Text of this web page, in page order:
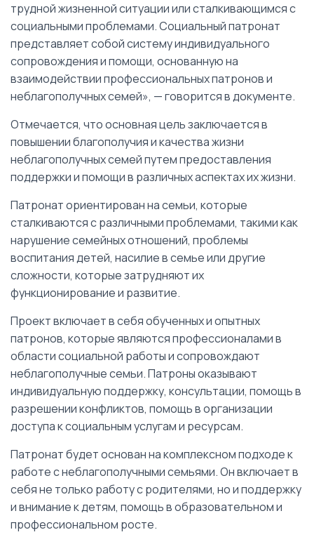
трудной жизненной ситуации или сталкивающимся с
социальными проблемами. Социальный патронат
представляет собой систему индивидуального
сопровождения и помощи, основанную на
взаимодействии профессиональных патронов и
неблагополучных семей», — говорится в документе.
Отмечается, что основная цель заключается в
повышении благополучия и качества жизни
неблагополучных семей путем предоставления
поддержки и помощи в различных аспектах их жизни.
Патронат ориентирован на семьи, которые
сталкиваются с различными проблемами, такими как
нарушение семейных отношений, проблемы
воспитания детей, насилие в семье или другие
сложности, которые затрудняют их
функционирование и развитие.
Проект включает в себя обученных и опытных
патронов, которые являются профессионалами в
области социальной работы и сопровождают
неблагополучные семьи. Патроны оказывают
индивидуальную поддержку, консультации, помощь в
разрешении конфликтов, помощь в организации
доступа к социальным услугам и ресурсам.
Патронат будет основан на комплексном подходе к
работе с неблагополучными семьями. Он включает в
себя не только работу с родителями, но и поддержку
и внимание к детям, помощь в образовательном и
профессиональном росте.